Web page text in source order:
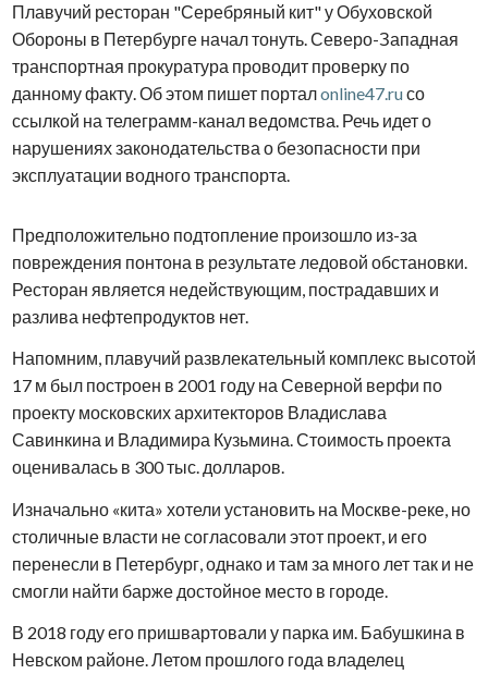
Плавучий ресторан "Серебряный кит" у Обуховской
Обороны в Петербурге начал тонуть. Северо-Западная
транспортная прокуратура проводит проверку по
данному факту. Об этом пишет порталonline47.ruсо
ссылкой на телеграмм-канал ведомства. Речь идет о
нарушениях законодательства о безопасности при
эксплуатации водного транспорта.
Предположительно подтопление произошло из-за
повреждения понтона в результате ледовой обстановки.
Ресторан является недействующим, пострадавших и
разлива нефтепродуктов нет.
Напомним, плавучий развлекательный комплекс высотой
17 м был построен в 2001 году на Северной верфи по
проекту московских архитекторов Владислава
Савинкина и Владимира Кузьмина. Стоимость проекта
оценивалась в 300 тыс. долларов.
Изначально «кита» хотели установить на Москве-реке, но
столичные власти не согласовали этот проект, и его
перенесли в Петербург, однако и там за много лет так и не
смогли найти барже достойное место в городе.
В 2018 году его пришвартовали у парка им. Бабушкина в
Невском районе. Летом прошлого года владелец